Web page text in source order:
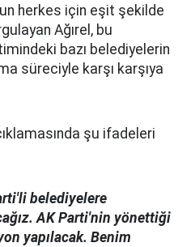
herkes için eşit şekilde
Ağırel, bu
bazı belediyelerin
süreciyle karşı karşıya
şu ifadeleri
belediyelere
AK Parti'nin yönettiği
yapılacak. Benim